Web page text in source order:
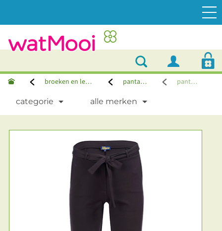
broeken en leggings pantalons pantalon
categorie alle merken